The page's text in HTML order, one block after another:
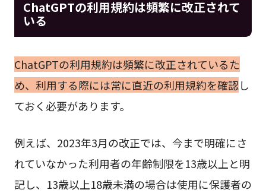
ChatGPTの利用規約は頻繁に改正されて
いる
ChatGPTの利用規約は頻繁に改正されているた
め、利用する際には常に直近の利用規約を確認し
ておく必要があります。
例えば、2023年3月の改正では、今まで明確にさ
れていなかった利用者の年齢制限を13歳以上と明
記し、13歳以上18歳未満の場合は使用に保護者の